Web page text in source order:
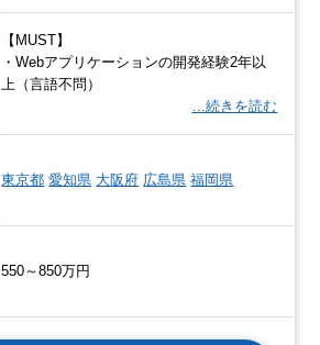
【MUST】
・Webアプリケーションの開発経験2年以
上（言語不問）
…続きを読む
東京都 愛知県 大阪府 広島県 福岡県
550～850万円